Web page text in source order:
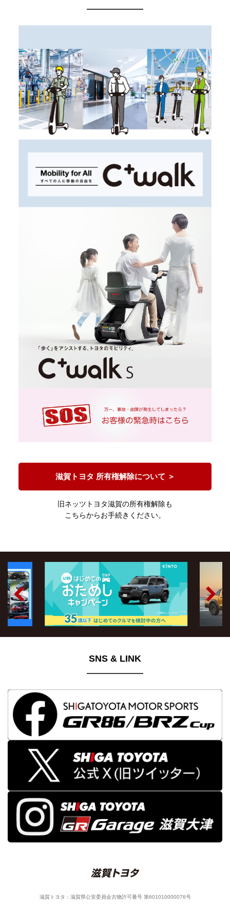
滋賀トヨタ 所有権解除について ＞
旧ネッツトヨタ滋賀の所有権解除も
こちらからお手続きください。
Previo Next
SNS & LINK
滋賀トヨタ：滋賀県公安委員会古物許可番号 第601010000076号